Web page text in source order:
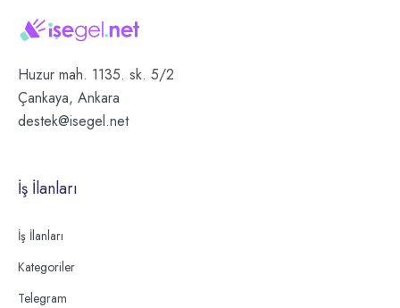
Huzur mah. 1135. sk. 5/2
Çankaya, Ankara
destek@isegel.net
İş İlanları
İş İlanları
Kategoriler
Telegram